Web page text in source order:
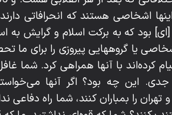
اينها اشخاصى هستند كه انحرافاتى
بود كه به بركت اسلام و گرايش به
يا گروههايى پيروزى را براى ما
كرده‌اند با آنها همراهى كرد. شما
اين چه بود؟ اگر آنها
و تهران را بمباران كنند، شما راه